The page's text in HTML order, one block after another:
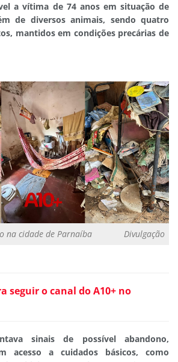
a vítima de 74 anos em situação de
de diversos animais, sendo quatro
mantidos em condições precárias de
na cidade de Parnaíba Divulgação
seguir o canal do A10+ no
sinais de possível abandono,
acesso a cuidados básicos, como